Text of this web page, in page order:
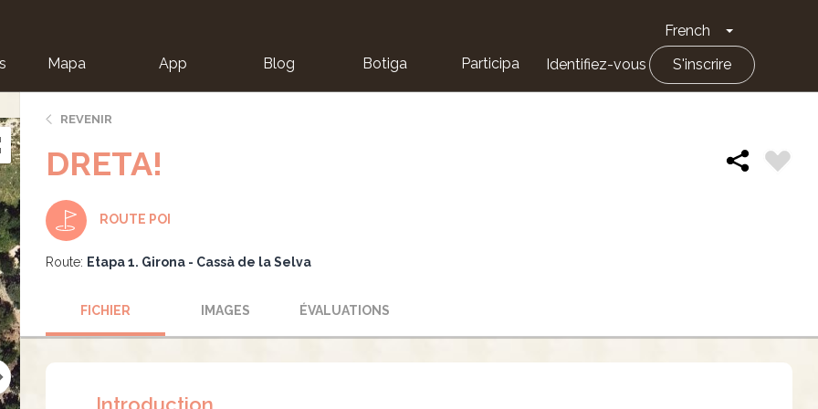
French Toggle
Mapa App Blog Botiga Participa Identifiez-vous S'inscrire
REVENIR
DRETA!
ROUTE POI
Route: Etapa 1. Girona - Cassà de la Selva
FICHIER IMAGES ÉVALUATIONS